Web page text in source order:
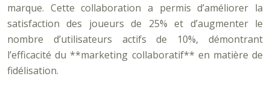
marque. Cette collaboration a permis d’améliorer la
satisfaction des joueurs de 25% et d’augmenter le
nombre d’utilisateurs actifs de 10%, démontrant
l’efficacité du **marketing collaboratif** en matière de
fidélisation.